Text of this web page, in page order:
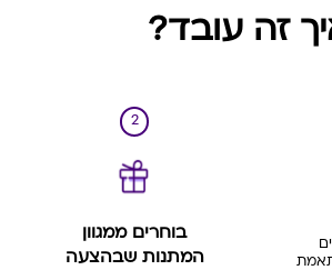
מתפריט בריא יותר, מאוזן יותר
ומותאם לטעם הישראלי. הגיפט קארד ניתן למימוש
זה עובד?
2
בוחרים ממגוון
המתנות שבהצעה